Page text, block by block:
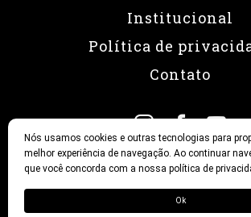
Institucional
Política de
Contato
Nós usamos cookies e outras tecnologias para
melhor experiência de navegação. Ao continuar
que você concorda com a nossa política de
Ok